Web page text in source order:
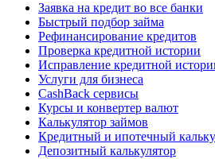
Заявка на кредит во все банки
Быстрый подбор займа
Рефинансирование кредитов
Проверка кредитной истории
Исправление кредитной
Услуги для бизнеса
CashBack сервисы
Курсы и конвертер валют
Калькулятор займов
Кредитный и ипотечный
Депозитный калькулятор